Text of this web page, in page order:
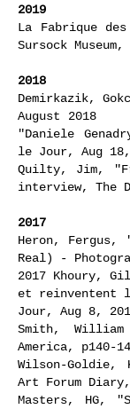
2019
La Fabrique
Sursock Museum,
2018
Demirkazik,
August
"Daniele
le Jour, Aug
Quilty, Jim,
interview, The
2017
Heron, Fergus,
Real) -
2017 Khoury,
et reinventent
Jour, Aug 8,
Smith,
America, p140-
Wilson-Goldie,
Art Forum
Masters, HG,